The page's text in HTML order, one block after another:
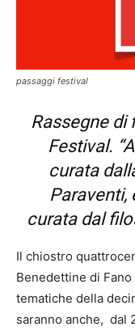
passaggi festival
Rassegne di
Festival.
curata
Paraventi,
curata dal
Il chiostro
Benedettine di
tematiche della
saranno anche, dal